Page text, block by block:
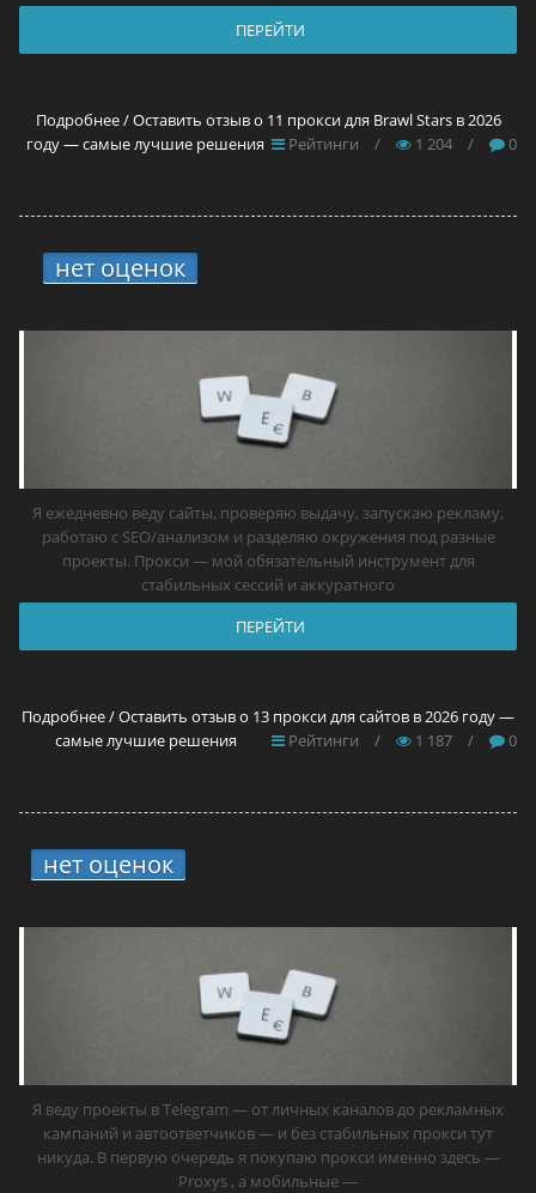
ПЕРЕЙТИ
Подробнее / Оставить отзыв о 11 прокси для Brawl Stars в 2026
году — самые лучшие решения
Рейтинги / 1 204 / 0
нет оценок
Я ежедневно веду сайты, проверяю выдачу, запускаю рекламу,
работаю с SEO/анализом и разделяю окружения под разные
проекты. Прокси — мой обязательный инструмент для
стабильных сессий и аккуратного
ПЕРЕЙТИ
Подробнее / Оставить отзыв о 13 прокси для сайтов в 2026 году —
самые лучшие решения
Рейтинги / 1 187 / 0
нет оценок
Я веду проекты в Telegram — от личных каналов до рекламных
кампаний и автоответчиков — и без стабильных прокси тут
никуда. В первую очередь я покупаю прокси именно здесь —
Proxys , а мобильные —